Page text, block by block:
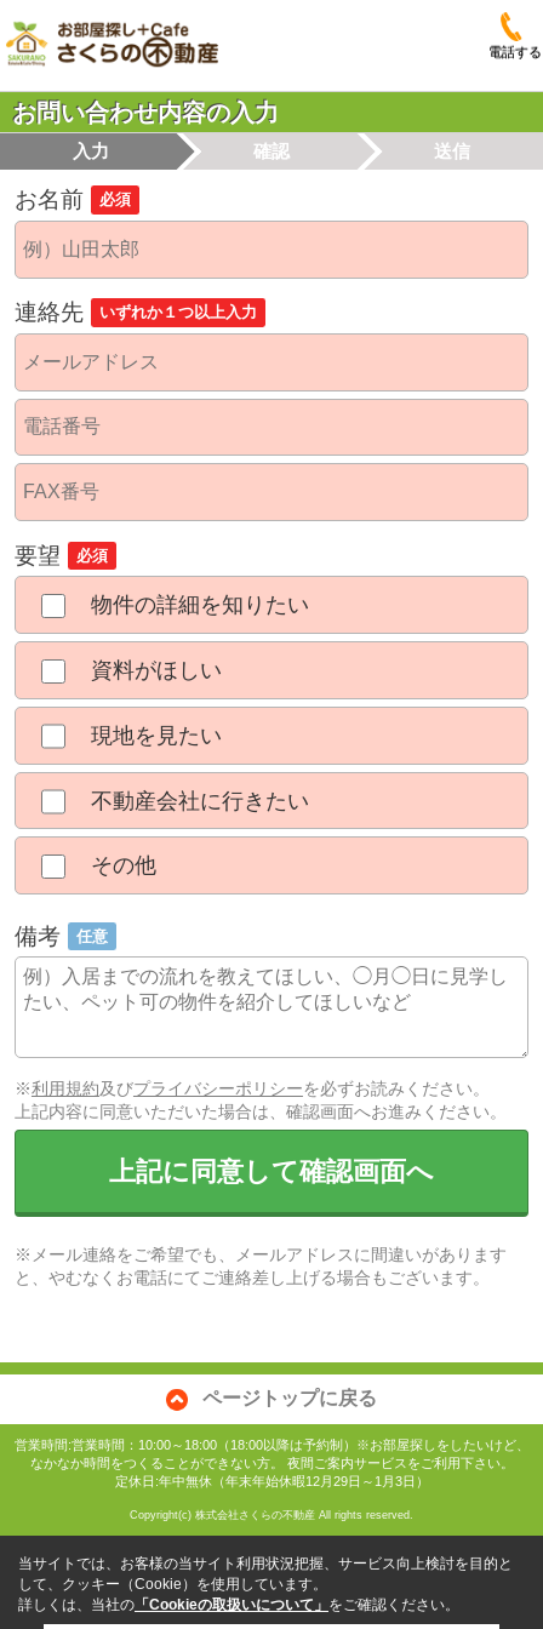
電話する
お問い合わせ内容の入力
入力 確認 送信
お名前 必須
連絡先 いずれか１つ以上入力
要望 必須
物件の詳細を知りたい
資料がほしい
現地を見たい
不動産会社に行きたい
その他
備考 任意
※利用規約及びプライバシーポリシーを必ずお読みください。
上記内容に同意いただいた場合は、確認画面へお進みください。
上記に同意して確認画面へ
※メール連絡をご希望でも、メールアドレスに間違いがあります
と、やむなくお電話にてご連絡差し上げる場合もございます。
ページトップに戻る
営業時間:営業時間：10:00～18:00（18:00以降は予約制）※お部屋探しをしたいけど、
なかなか時間をつくることができない方。 夜間ご案内サービスをご利用下さい。
定休日:年中無休（年末年始休暇12月29日～1月3日）
Copyright(c) 株式会社さくらの不動産 All rights reserved.
当サイトでは、お客様の当サイト利用状況把握、サービス向上検討を目的と
して、クッキー（Cookie）を使用しています。
詳しくは、当社の 「Cookieの取扱いについて」 をご確認ください。